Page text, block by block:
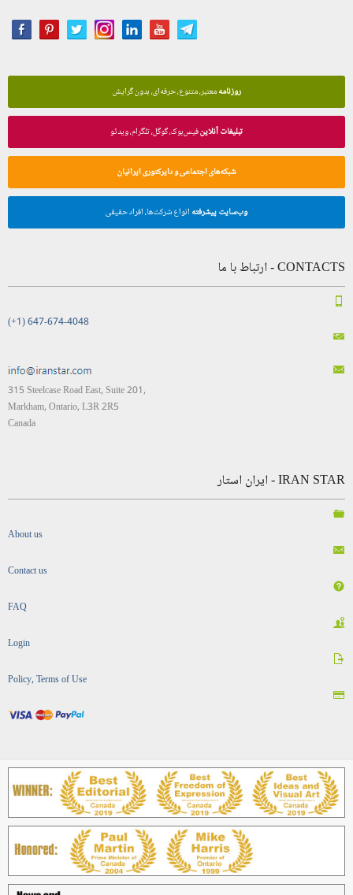
روزنامهمعتبر، متنوع، حرفه‌ای، بدون گرایش
تبلیغات آنلاینفیس‌بوک، گوگل، تلگرام، ویدئو
شبکه‌های اجتماعی و دایرکتوری ایرانیان
وب‌سایت پیشرفته انواع شرکت‌ها، افراد حقیقی
CONTACTS - ارتباط با ما
(+1) 647-674-4048
315 Steelcase Road East, Suite 201,
Markham, Ontario, L3R 2R5
Canada
IRAN STAR - ایران استار
About us
Contact us
FAQ
Login
Policy, Terms of Use